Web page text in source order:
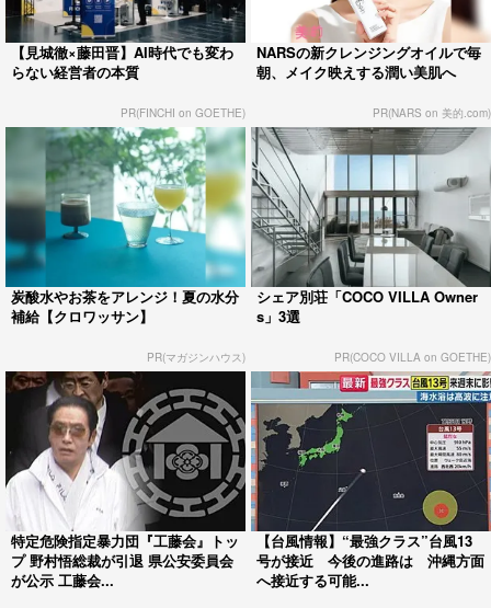
【見城徹×藤田晋】AI時代でも変わ
らない経営者の本質
PR(FINCHI on GOETHE)
NARSの新クレンジングオイルで毎
朝、メイク映えする潤い美肌へ
PR(NARS on 美的.com)
炭酸水やお茶をアレンジ！夏の水分
補給【クロワッサン】
PR(マガジンハウス)
シェア別荘「COCO VILLA Owner
s」3選
PR(COCO VILLA on GOETHE)
特定危険指定暴力団『工藤会』トッ
プ 野村悟総裁が引退 県公安委員会
が公示 工藤会...
【台風情報】“最強クラス”台風13
号が接近 今後の進路は 沖縄方面
へ接近する可能...